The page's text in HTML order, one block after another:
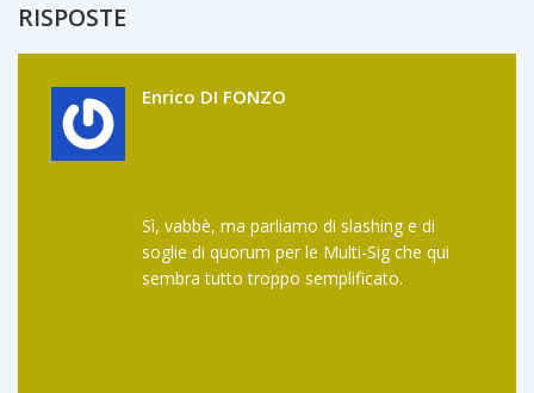
RISPOSTE
Enrico DI FONZO
Sì, vabbè, ma parliamo di slashing e di
soglie di quorum per le Multi-Sig che qui
sembra tutto troppo semplificato.